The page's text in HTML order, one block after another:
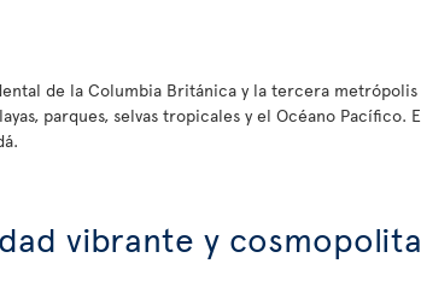
de la Columbia Británica y la tercera metrópolis
parques, selvas tropicales y el Océano
vibrante y cosmopolita